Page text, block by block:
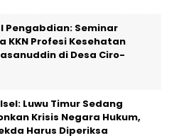
Pengabdian: Seminar
KKN Profesi Kesehatan
di Desa Ciro-
Luwu Timur Sedang
Krisis Negara Hukum,
Harus Diperiksa